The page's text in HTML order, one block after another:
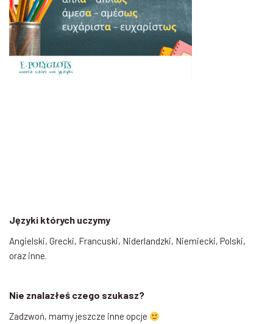
Języki których uczymy
Angielski, Grecki, Francuski, Niderlandzki, Niemiecki, Polski,
oraz inne.
Nie znalazłeś czego szukasz?
Zadzwoń, mamy jeszcze inne opcje